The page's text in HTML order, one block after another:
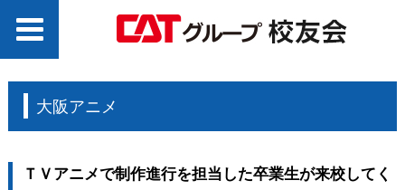
大阪アニメ
ＴＶアニメで制作進行を担当した卒業生が来校してく